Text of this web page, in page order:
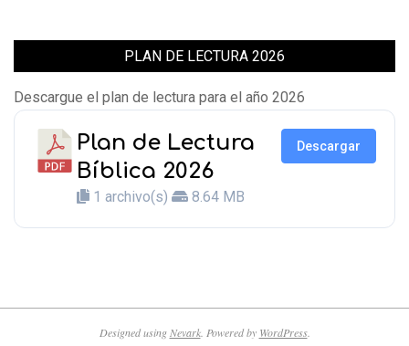
PLAN DE LECTURA 2026
Descargue el plan de lectura para el año 2026
Plan de Lectura
Bíblica 2026
1 archivo(s) 8.64 MB
Descargar
Designed usingNevark. Powered by WordPress.